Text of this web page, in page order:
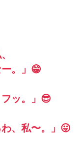
。」😁
フッ。」😎
わ、私〜。」😛